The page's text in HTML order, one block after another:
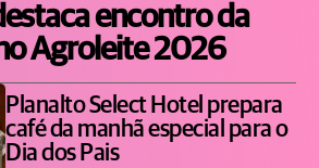
encontro da
Agroleite 2026
Planalto Select Hotel prepara
café da manhã especial para o
Dia dos Pais